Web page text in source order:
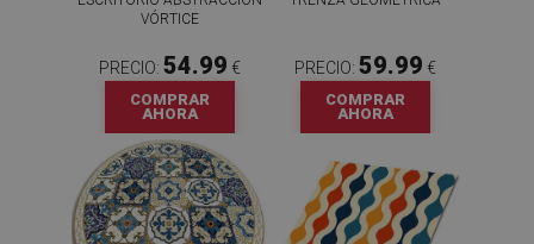
VÓRTICE
PRECIO: 54.99 €
COMPRAR
AHORA
PRECIO: 59.99 €
COMPRAR
AHORA